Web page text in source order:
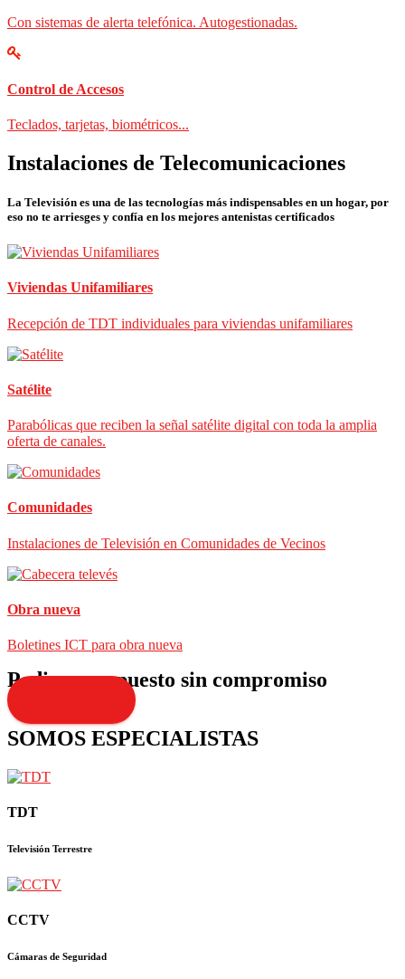
Con sistemas de alerta telefónica. Autogestionadas.
Control de Accesos
Teclados, tarjetas, biométricos...
Instalaciones de Telecomunicaciones
La Televisión es una de las tecnologías más indispensables en un hogar, por
eso no te arriesges y confía en los mejores antenistas certificados
Viviendas Unifamiliares
Recepción de TDT individuales para viviendas unifamiliares
Satélite
Parabólicas que reciben la señal satélite digital con toda la amplia
oferta de canales.
Comunidades
Instalaciones de Televisión en Comunidades de Vecinos
Obra nueva
Boletines ICT para obra nueva
Pedir presupuesto sin compromiso
SOMOS ESPECIALISTAS
TDT
Televisión Terrestre
CCTV
Cámaras de Seguridad